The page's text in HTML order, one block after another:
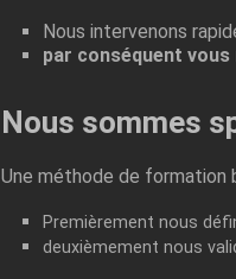
Nous intervenons
par conséquent vous
Nous sommes
Une méthode de formation
Premièrement nous
deuxièmement nous